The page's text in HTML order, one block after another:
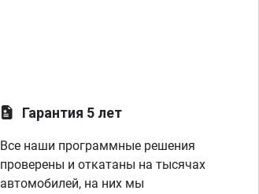
Гарантия 5 лет
Все наши программные решения
проверены и откатаны на тысячах
автомобилей, на них мы